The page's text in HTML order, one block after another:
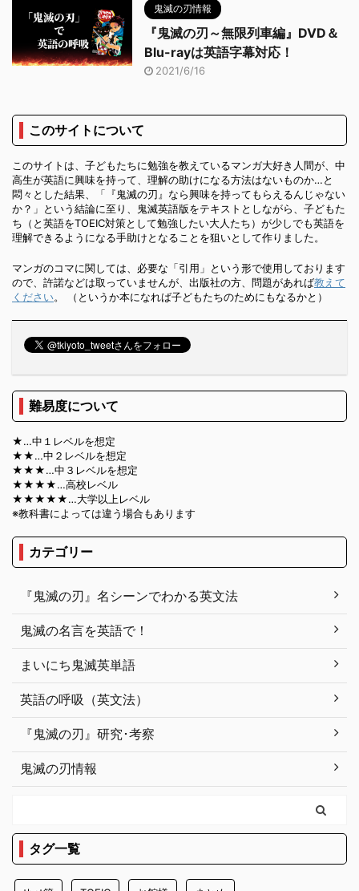
鬼滅の刃情報
『鬼滅の刃～無限列車編』DVD＆
Blu-rayは英語字幕対応！
2021/6/16
このサイトについて
このサイトは、子どもたちに勉強を教えているマンガ大好き人間が、中
高生が英語に興味を持って、理解の助けになる方法はないものか…と
悶々とした結果、「『鬼滅の刃』なら興味を持ってもらえるんじゃない
か？」という結論に至り、鬼滅英語版をテキストとしながら、子どもた
ち（と英語をTOEIC対策として勉強したい大人たち）が少しでも英語を
理解できるようになる手助けとなることを狙いとして作りました。
マンガのコマに関しては、必要な「引用」という形で使用しております
ので、許諾などは取っていませんが、出版社の方、問題があれば教えて
ください。 （というか本になれば子どもたちのためにもなるかと）
難易度について
★…中１レベルを想定
★★…中２レベルを想定
★★★…中３レベルを想定
★★★★…高校レベル
★★★★★…大学以上レベル
※教科書によっては違う場合もあります
カテゴリー
『鬼滅の刃』名シーンでわかる英文法
鬼滅の名言を英語で！
まいにち鬼滅英単語
英語の呼吸（英文法）
『鬼滅の刃』研究･考察
鬼滅の刃情報
タグ一覧